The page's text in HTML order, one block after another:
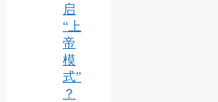
启
“上
帝
模
式”
？